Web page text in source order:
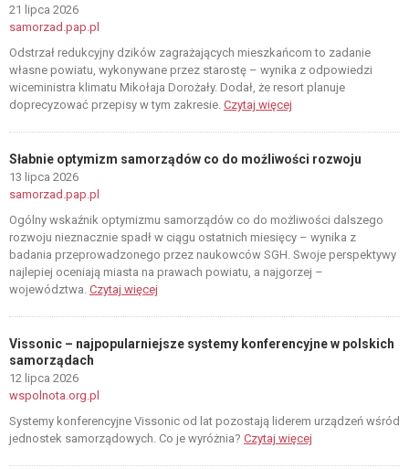
21 lipca 2026
samorzad.pap.pl
Odstrzał redukcyjny dzików zagrażających mieszkańcom to zadanie
własne powiatu, wykonywane przez starostę – wynika z odpowiedzi
wiceministra klimatu Mikołaja Dorożały. Dodał, że resort planuje
doprecyzować przepisy w tym zakresie. Czytaj więcej
Słabnie optymizm samorządów co do możliwości rozwoju
13 lipca 2026
samorzad.pap.pl
Ogólny wskaźnik optymizmu samorządów co do możliwości dalszego
rozwoju nieznacznie spadł w ciągu ostatnich miesięcy – wynika z
badania przeprowadzonego przez naukowców SGH. Swoje perspektywy
najlepiej oceniają miasta na prawach powiatu, a najgorzej –
województwa. Czytaj więcej
Vissonic – najpopularniejsze systemy konferencyjne w polskich
samorządach
12 lipca 2026
wspolnota.org.pl
Systemy konferencyjne Vissonic od lat pozostają liderem urządzeń wśród
jednostek samorządowych. Co je wyróżnia? Czytaj więcej